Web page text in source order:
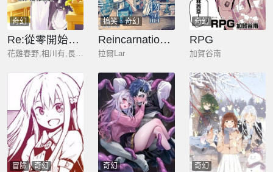
奇幻
Re:從零開始的異世界生活 第四章 聖域與強欲的魔女
花雞春野,相川有,長月達平,大塚真一郎,角川集團
搞笑 奇幻
Reincarnation WorlD~轉生惡役今天也開心!
拉爾Lar
奇幻
RPG
加賀谷南
冒險 奇幻 奇幻 奇幻